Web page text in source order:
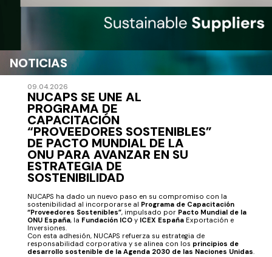
NOTICIAS
09.04.2026
NUCAPS SE UNE AL
PROGRAMA DE
CAPACITACIÓN
“PROVEEDORES SOSTENIBLES”
DE PACTO MUNDIAL DE LA
ONU PARA AVANZAR EN SU
ESTRATEGIA DE
SOSTENIBILIDAD
NUCAPS ha dado un nuevo paso en su compromiso con la
sostenibilidad al incorporarse al Programa de Capacitación
“Proveedores Sostenibles”, impulsado por Pacto Mundial de la
ONU España, la Fundación ICOy ICEX EspañaExportación e
Inversiones.
Con esta adhesión, NUCAPS refuerza su estrategia de
responsabilidad corporativa y se alinea con los principios de
desarrollo sostenible de la Agenda 2030 de las Naciones Unidas.